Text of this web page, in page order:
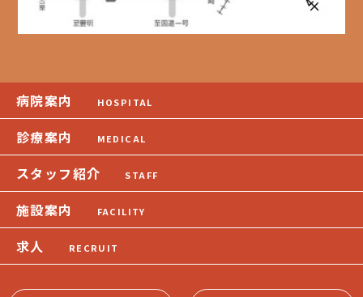
病院案内 HOSPITAL
診療案内 MEDICAL
スタッフ紹介 STAFF
施設案内 FACILITY
求人 RECRUIT